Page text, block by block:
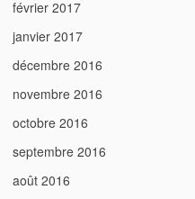
février 2017
janvier 2017
décembre 2016
novembre 2016
octobre 2016
septembre 2016
août 2016